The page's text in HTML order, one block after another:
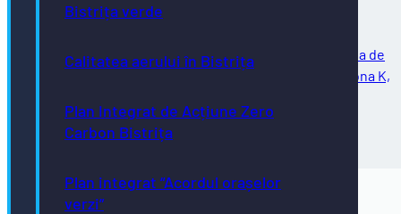
Bistrița verde
Calitatea aerului în Bistrița
Plan Integrat de Acțiune Zero
Carbon Bistrița
Plan integrat “Acordul orașelor
verzi”
Vă comunicăm că în data de 31.08.2026 expiră perioada de
utilizare a locurilor de parcare de reședință pentru zona K,
Grigorescu, Aleea Spătarului,…
31/07/2026